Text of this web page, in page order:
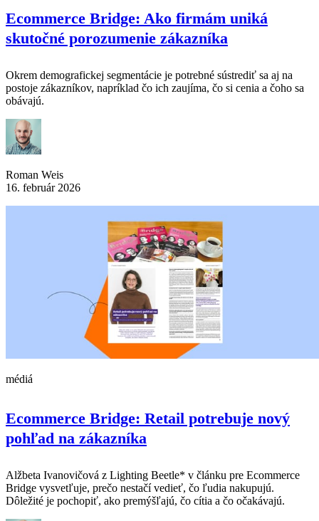
Ecommerce Bridge: Ako firmám uniká
skutočné porozumenie zákazníka
Okrem demografickej segmentácie je potrebné sústrediť sa aj na
postoje zákazníkov, napríklad čo ich zaujíma, čo si cenia a čoho sa
obávajú.
Roman Weis
16. február 2026
médiá
Ecommerce Bridge: Retail potrebuje nový
pohľad na zákazníka
Alžbeta Ivanovičová z Lighting Beetle* v článku pre Ecommerce
Bridge vysvetľuje, prečo nestačí vedieť, čo ľudia nakupujú.
Dôležité je pochopiť, ako premýšľajú, čo cítia a čo očakávajú.